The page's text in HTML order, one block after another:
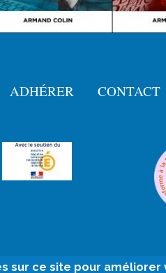
ADHÉRER CONTACT
sur ce site pour